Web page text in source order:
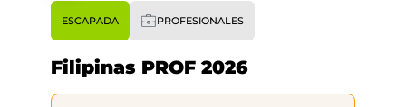
ESCAPADA PROFESIONALES
Filipinas PROF 2026